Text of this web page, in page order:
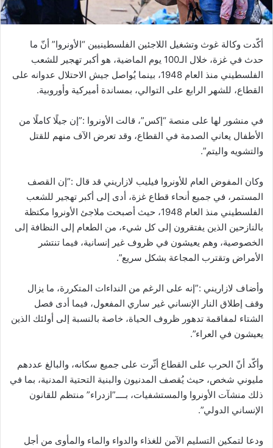
أكّدت وكالة غوث وتشغيل اللاجئين الفلسطينيين “الأونروا” أنّ ما
حدث في غزة، خلال الـ100 يوم الماضية، هو أكبر تهجير للشعب
الفلسطيني منذ العام 1948، بينما يُواصل جيش الاحتلال عدوانه على
القطاع، للشهر الرابع على التوالي، بمساندة أميركية وأوروبية.
في منشور لها على منصة “إكس”، قالت الأونروا :”إن جيلًا كاملًا من
الأطفال يعاني الصدمة في القطاع، وقد تعرض الآف منهم للقتل
والتشويه واليتم”.
وكان المفوض العام للأونروا فيليب لازاريني قد قال :”إن القصف
المستمر، في جميع أنحاء قطاع غزة، أدى إلى أكبر تهجير للشعب
الفلسطيني منذ العام 1948، حيث أصبحت ملاجئ الأونروا مكتظة
بالنازحين الذين يفتقرون إلى كل شيء، من الطعام إلى النظافة إلى
الخصوصية، وهم يعيشون في ظروف غير إنسانية، فيما تنتشر
الأمراض وتقترب المجاعة بشكل سريع”.
وأضاف لازاريني :”إنه على الرغم من النداءات المتكررة، ما يزال
وقف إطلاق النار الإنساني غير ساري المفعول، فيما أدى فصل
الشتاء لمفاقمة تدهور ظروف الحياة، خاصة بالنسبة إلى أولئك الذين
يعيشون في العراء”.
وأكّد أنّ الحرب على القطاع أثّرت على جميع سكانه، والبالغ عددهم
مليوني شخص، حيث يُقصف المدنيون والبنية التحتية المدنية، بما في
ذلك منشآت الأونروا والمستشفيات، بــــ”ازدراء” منتظم للقانون
الإنساني الدولي”.
ودعا لتمكين التسليم الآمن للغذاء والدواء والماء والمأوى من أجل